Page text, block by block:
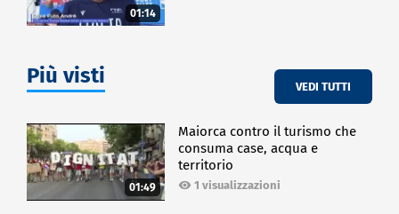
01:14
Più visti VEDI TUTTI
01:49
Maiorca contro il turismo che
consuma case, acqua e
territorio
1 visualizzazioni